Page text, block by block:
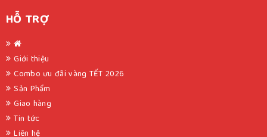
HỖ TRỢ
Giới thiệu
Combo ưu đãi vàng TẾT 2026
Sản Phẩm
Giao hàng
Tin tức